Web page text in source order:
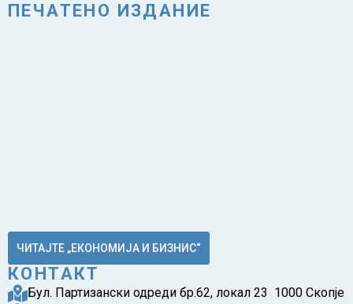
ПЕЧАТЕНО ИЗДАНИЕ
ЧИТАЈТЕ „ЕКОНОМИЈА И БИЗНИС“
КОНТАКТ
Бул. Партизански одреди бр.62, локал 23 1000 Скопје